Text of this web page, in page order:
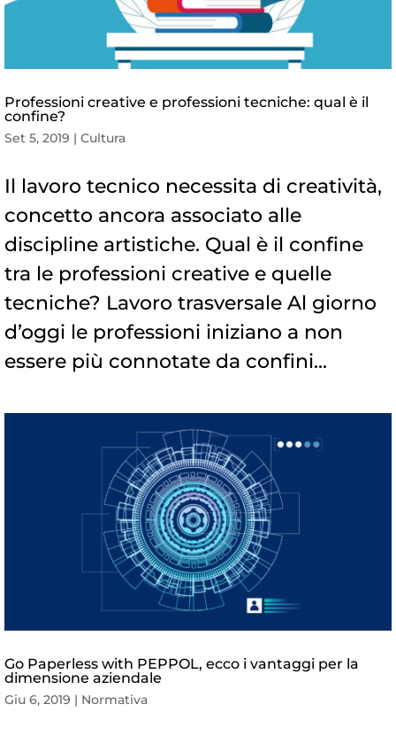
Professioni creative e professioni tecniche: qual è il
confine?
Set 5, 2019 | Cultura
Il lavoro tecnico necessita di creatività,
concetto ancora associato alle
discipline artistiche. Qual è il confine
tra le professioni creative e quelle
tecniche? Lavoro trasversale Al giorno
d’oggi le professioni iniziano a non
essere più connotate da confini...
Go Paperless with PEPPOL, ecco i vantaggi per la
dimensione aziendale
Giu 6, 2019 | Normativa